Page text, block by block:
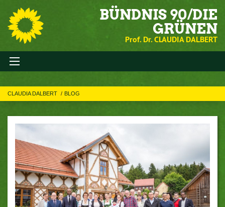
BÜNDNIS 90/DIE
GRÜNEN
Prof. Dr. CLAUDIA DALBERT
CLAUDIA DALBERT BLOG